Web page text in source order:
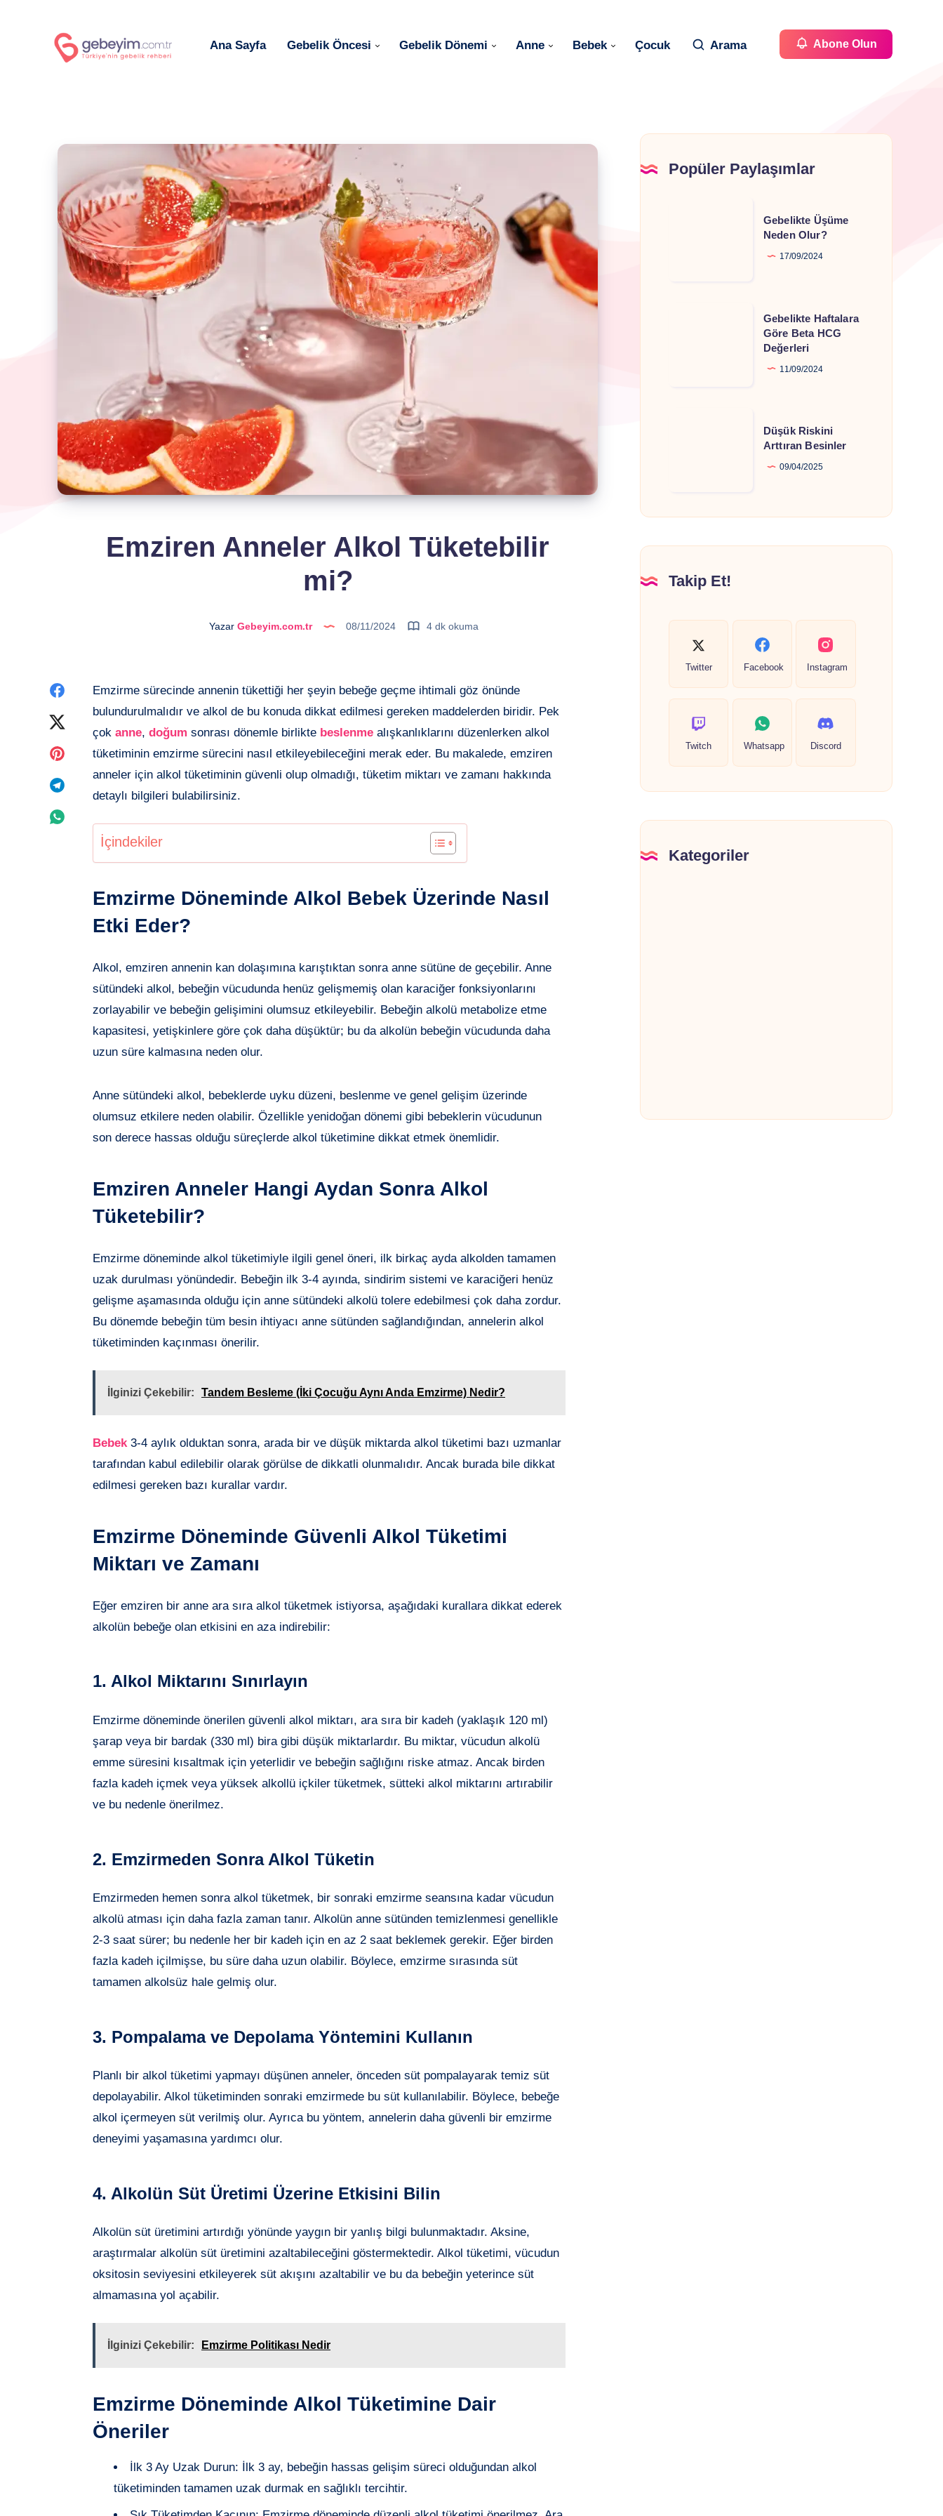
Ana Sayfa Gebelik Öncesi Gebelik Dönemi Anne Bebek Çocuk Arama Abone Olun
Emziren Anneler Alkol Tüketebilir
mi?
Yazar Gebeyim.com.tr 08/11/2024 4 dk okuma
Facebook'de
paylaşın
paylaşın
Pinterest'de
paylaşın
paylaşın
Emzirme sürecinde annenin tükettiği her şeyin bebeğe geçme ihtimali göz önünde
bulundurulmalıdır ve alkol de bu konuda dikkat edilmesi gereken maddelerden biridir. Pek
çok anne, doğum sonrası dönemle birlikte beslenme alışkanlıklarını düzenlerken alkol
tüketiminin emzirme sürecini nasıl etkileyebileceğini merak eder. Bu makalede, emziren
anneler için alkol tüketiminin güvenli olup olmadığı, tüketim miktarı ve zamanı hakkında
detaylı bilgileri bulabilirsiniz.
İçindekiler
Emzirme Döneminde Alkol Bebek Üzerinde Nasıl
Etki Eder?
Alkol, emziren annenin kan dolaşımına karıştıktan sonra anne sütüne de geçebilir. Anne
sütündeki alkol, bebeğin vücudunda henüz gelişmemiş olan karaciğer fonksiyonlarını
zorlayabilir ve bebeğin gelişimini olumsuz etkileyebilir. Bebeğin alkolü metabolize etme
kapasitesi, yetişkinlere göre çok daha düşüktür; bu da alkolün bebeğin vücudunda daha
uzun süre kalmasına neden olur.
Anne sütündeki alkol, bebeklerde uyku düzeni, beslenme ve genel gelişim üzerinde
olumsuz etkilere neden olabilir. Özellikle yenidoğan dönemi gibi bebeklerin vücudunun
son derece hassas olduğu süreçlerde alkol tüketimine dikkat etmek önemlidir.
Emziren Anneler Hangi Aydan Sonra Alkol
Tüketebilir?
Emzirme döneminde alkol tüketimiyle ilgili genel öneri, ilk birkaç ayda alkolden tamamen
uzak durulması yönündedir. Bebeğin ilk 3-4 ayında, sindirim sistemi ve karaciğeri henüz
gelişme aşamasında olduğu için anne sütündeki alkolü tolere edebilmesi çok daha zordur.
Bu dönemde bebeğin tüm besin ihtiyacı anne sütünden sağlandığından, annelerin alkol
tüketiminden kaçınması önerilir.
İlginizi Çekebilir: Tandem Besleme (İki Çocuğu Aynı Anda Emzirme) Nedir?
Bebek 3-4 aylık olduktan sonra, arada bir ve düşük miktarda alkol tüketimi bazı uzmanlar
tarafından kabul edilebilir olarak görülse de dikkatli olunmalıdır. Ancak burada bile dikkat
edilmesi gereken bazı kurallar vardır.
Emzirme Döneminde Güvenli Alkol Tüketimi
Miktarı ve Zamanı
Eğer emziren bir anne ara sıra alkol tüketmek istiyorsa, aşağıdaki kurallara dikkat ederek
alkolün bebeğe olan etkisini en aza indirebilir:
1. Alkol Miktarını Sınırlayın
Emzirme döneminde önerilen güvenli alkol miktarı, ara sıra bir kadeh (yaklaşık 120 ml)
şarap veya bir bardak (330 ml) bira gibi düşük miktarlardır. Bu miktar, vücudun alkolü
emme süresini kısaltmak için yeterlidir ve bebeğin sağlığını riske atmaz. Ancak birden
fazla kadeh içmek veya yüksek alkollü içkiler tüketmek, sütteki alkol miktarını artırabilir
ve bu nedenle önerilmez.
2. Emzirmeden Sonra Alkol Tüketin
Emzirmeden hemen sonra alkol tüketmek, bir sonraki emzirme seansına kadar vücudun
alkolü atması için daha fazla zaman tanır. Alkolün anne sütünden temizlenmesi genellikle
2-3 saat sürer; bu nedenle her bir kadeh için en az 2 saat beklemek gerekir. Eğer birden
fazla kadeh içilmişse, bu süre daha uzun olabilir. Böylece, emzirme sırasında süt
tamamen alkolsüz hale gelmiş olur.
3. Pompalama ve Depolama Yöntemini Kullanın
Planlı bir alkol tüketimi yapmayı düşünen anneler, önceden süt pompalayarak temiz süt
depolayabilir. Alkol tüketiminden sonraki emzirmede bu süt kullanılabilir. Böylece, bebeğe
alkol içermeyen süt verilmiş olur. Ayrıca bu yöntem, annelerin daha güvenli bir emzirme
deneyimi yaşamasına yardımcı olur.
4. Alkolün Süt Üretimi Üzerine Etkisini Bilin
Alkolün süt üretimini artırdığı yönünde yaygın bir yanlış bilgi bulunmaktadır. Aksine,
araştırmalar alkolün süt üretimini azaltabileceğini göstermektedir. Alkol tüketimi, vücudun
oksitosin seviyesini etkileyerek süt akışını azaltabilir ve bu da bebeğin yeterince süt
almamasına yol açabilir.
İlginizi Çekebilir: Emzirme Politikası Nedir
Emzirme Döneminde Alkol Tüketimine Dair
Öneriler
İlk 3 Ay Uzak Durun: İlk 3 ay, bebeğin hassas gelişim süreci olduğundan alkol
tüketiminden tamamen uzak durmak en sağlıklı tercihtir.
Popüler Paylaşımlar
Gebelikte Üşüme
Neden Olur?
17/09/2024
Gebelikte Haftalara
Göre Beta HCG
Değerleri
11/09/2024
Düşük Riskini
Arttıran Besinler
09/04/2025
Takip Et!
Twitter Facebook Instagram
Twitch Whatsapp Discord
Kategoriler